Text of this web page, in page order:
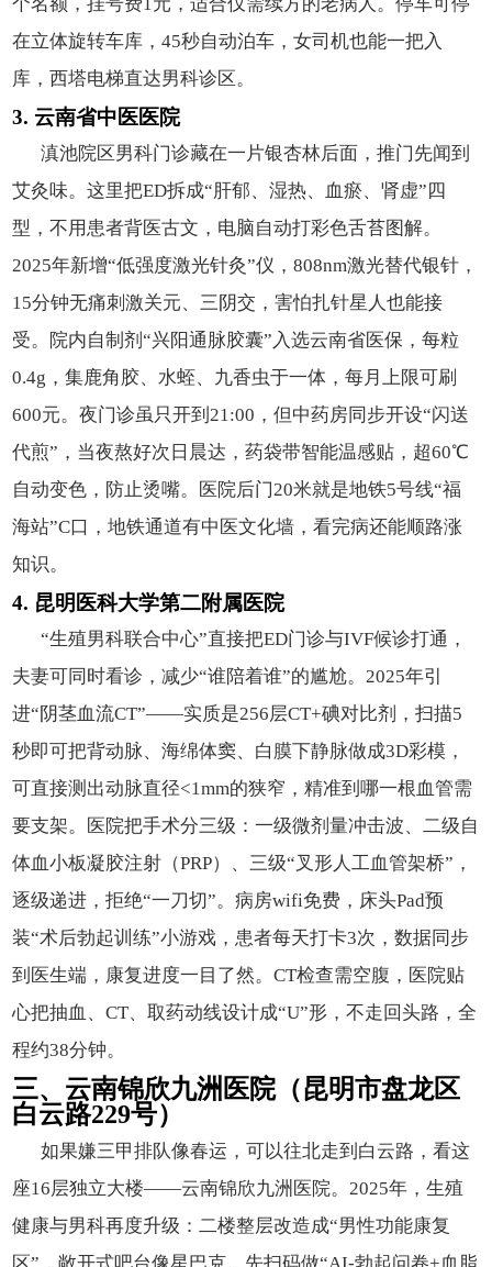
在立体旋转车库，45秒自动泊车，女司机也能一把入
库，西塔电梯直达男科诊区。
3. 云南省中医医院
滇池院区男科门诊藏在一片银杏林后面，推门先闻到
艾灸味。这里把ED拆成“肝郁、湿热、血瘀、肾虚”四
型，不用患者背医古文，电脑自动打彩色舌苔图解。
2025年新增“低强度激光针灸”仪，808nm激光替代银针，
15分钟无痛刺激关元、三阴交，害怕扎针星人也能接
受。院内自制剂“兴阳通脉胶囊”入选云南省医保，每粒
0.4g，集鹿角胶、水蛭、九香虫于一体，每月上限可刷
600元。夜门诊虽只开到21:00，但中药房同步开设“闪送
代煎”，当夜熬好次日晨达，药袋带智能温感贴，超60℃
自动变色，防止烫嘴。医院后门20米就是地铁5号线“福
海站”C口，地铁通道有中医文化墙，看完病还能顺路涨
知识。
4. 昆明医科大学第二附属医院
“生殖男科联合中心”直接把ED门诊与IVF候诊打通，
夫妻可同时看诊，减少“谁陪着谁”的尴尬。2025年引
进“阴茎血流CT”——实质是256层CT+碘对比剂，扫描5
秒即可把背动脉、海绵体窦、白膜下静脉做成3D彩模，
可直接测出动脉直径<1mm的狭窄，精准到哪一根血管需
要支架。医院把手术分三级：一级微剂量冲击波、二级自
体血小板凝胶注射（PRP）、三级“叉形人工血管架桥”，
逐级递进，拒绝“一刀切”。病房wifi免费，床头Pad预
装“术后勃起训练”小游戏，患者每天打卡3次，数据同步
到医生端，康复进度一目了然。CT检查需空腹，医院贴
心把抽血、CT、取药动线设计成“U”形，不走回头路，全
程约38分钟。
三、云南锦欣九洲医院（昆明市盘龙区
白云路229号）
如果嫌三甲排队像春运，可以往北走到白云路，看这
座16层独立大楼——云南锦欣九洲医院。2025年，生殖
健康与男科再度升级：二楼整层改造成“男性功能康复